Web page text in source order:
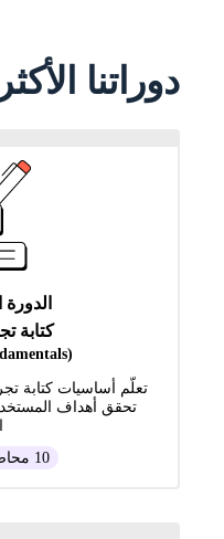
دوراتنا
كتابة
(UX Writing Fundamentals)
تعلّم أساسيات كتابة
تحقق أهداف
10 محاضرة